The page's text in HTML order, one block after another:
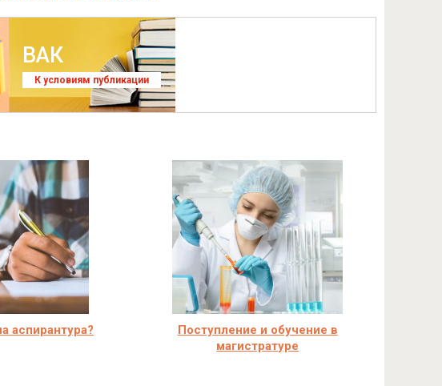
ВАК
К условиям публикации
аспирантура?
Поступление и обучение в
магистратуре